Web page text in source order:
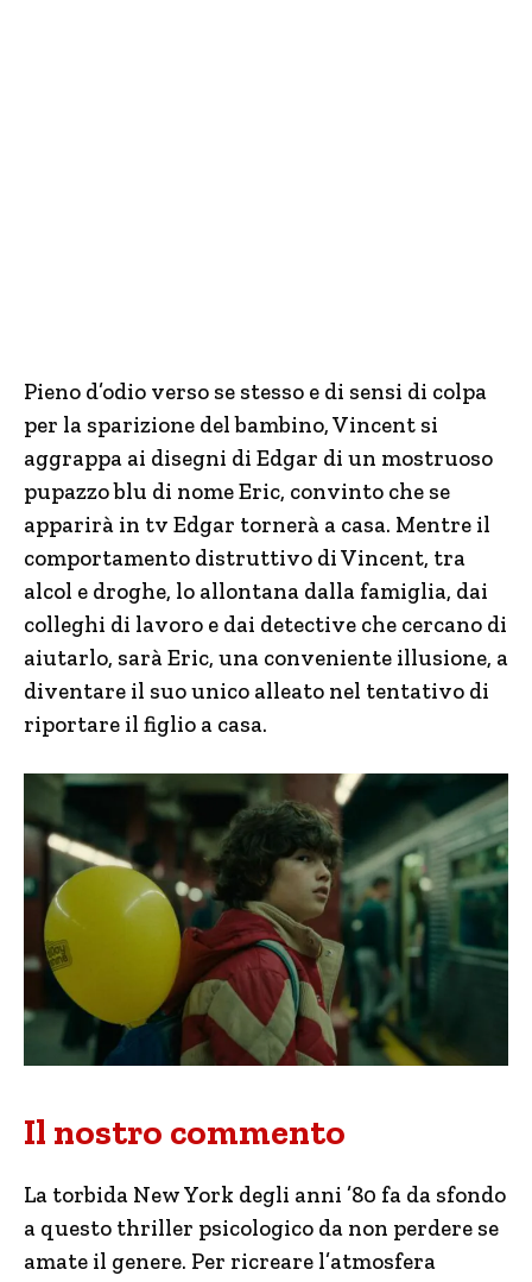
Pieno d’odio verso se stesso e di sensi di colpa
per la sparizione del bambino, Vincent si
aggrappa ai disegni di Edgar di un mostruoso
pupazzo blu di nome Eric, convinto che se
apparirà in tv Edgar tornerà a casa. Mentre il
comportamento distruttivo di Vincent, tra
alcol e droghe, lo allontana dalla famiglia, dai
colleghi di lavoro e dai detective che cercano di
aiutarlo, sarà Eric, una conveniente illusione, a
diventare il suo unico alleato nel tentativo di
riportare il figlio a casa.
Il nostro commento
La torbida New York degli anni ’80 fa da sfondo
a questo thriller psicologico da non perdere se
amate il genere. Per ricreare l’atmosfera